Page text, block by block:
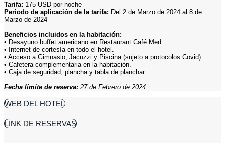
Tarifa: 175 USD por noche
Periodo de aplicación de la tarifa: Del 2 de Marzo de 2024 al 8 de
Marzo de 2024
Beneficios incluidos en la habitación:
• Desayuno buffet americano en Restaurant Café Med.
• Internet de cortesía en todo el hotel.
• Acceso a Gimnasio, Jacuzzi y Piscina (sujeto a protocolos Covid)
• Cafetera complementaria en la habitación.
• Caja de seguridad, plancha y tabla de planchar.
Fecha límite de reserva: 27 de Febrero de 2024
WEB DEL HOTEL
LINK DE RESERVAS